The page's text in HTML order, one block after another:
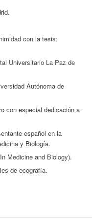
con la tesis:
Universitario La Paz de
Autónoma de
con especial dedicación a
español en la
y Biología.
Medicine and Biology).
de ecografía.